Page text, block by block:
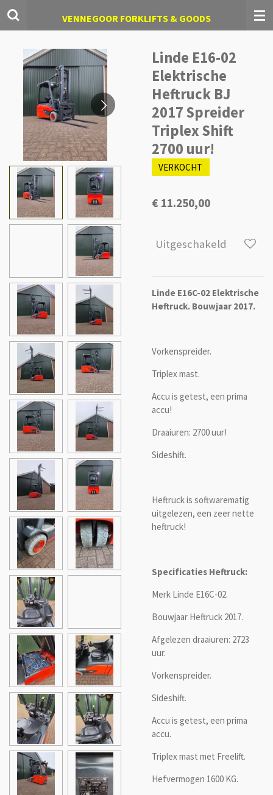
Ga
hoofdinhoud
VENNEGOOR FORKLIFTS & GOODS
Linde E16-02
Elektrische
Heftruck BJ
2017 Spreider
Triplex Shift
2700 uur!
VERKOCHT
€ 11.250,00
Uitgeschakeld
Linde E16C-02 Elektrische
Heftruck. Bouwjaar 2017.
Vorkenspreider.
Triplex mast.
Accu is getest, een prima
accu!
Draaiuren: 2700 uur!
Sideshift.
Heftruck is softwarematig
uitgelezen, een zeer nette
heftruck!
Specificaties Heftruck:
Merk Linde E16C-02.
Bouwjaar Heftruck 2017.
Afgelezen draaiuren: 2723
uur.
Vorkenspreider.
Sideshift.
Accu is getest, een prima
accu.
Triplex mast met Freelift.
Hefvermogen 1600 KG.